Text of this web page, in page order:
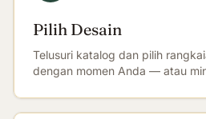
Pilih Desain
Telusuri katalog dan pilih
dengan momen Anda — atau